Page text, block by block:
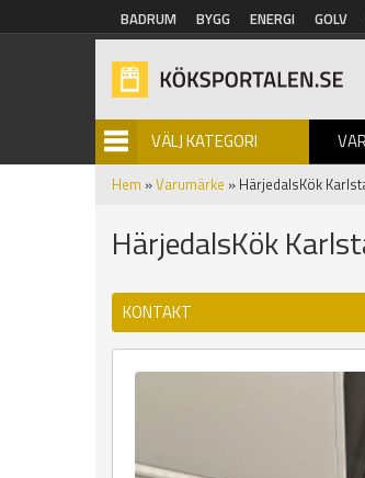
Hoppa till huvudinnehåll
BADRUM BYGG ENERGI GOLV
VÄLJ KATEGORI
Hem »Varumärke » HärjedalsKök
HärjedalsKök
KONTAKT